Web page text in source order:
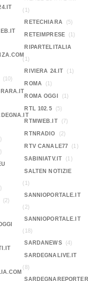
(10)
(2)
(1)
RETECHIARA
(5)
RETEIMPRESE (1)
RIPARTELITALIA
(1)
RIVIERA 24.IT
(1)
ROMA (1)
ROMA OGGI (1)
RTL 102.5 (5)
RTMWEB.IT (7)
RTNRADIO (2)
RTV CANALE77 (1)
SABINIATV.IT (1)
SALTEN NOTIZIE
(1)
SANNIOPORTALE.IT
(2)
SANNIOPORTALE.IT
(18)
SARDANEWS
(4)
SARDEGNALIVE.IT
(8)